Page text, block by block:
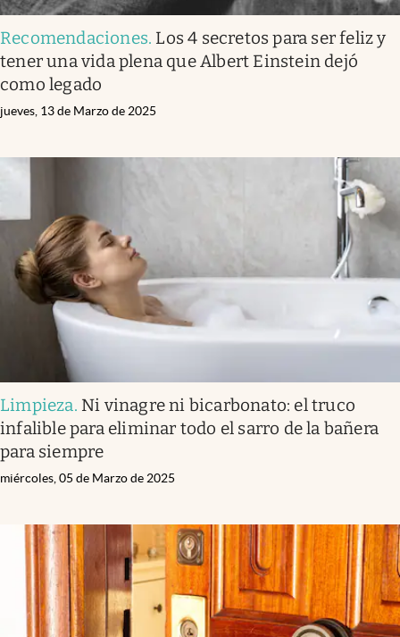
Recomendaciones. Los 4 secretos para ser feliz y
tener una vida plena que Albert Einstein dejó
como legado
jueves, 13 de Marzo de 2025
Limpieza. Ni vinagre ni bicarbonato: el truco
infalible para eliminar todo el sarro de la bañera
para siempre
miércoles, 05 de Marzo de 2025